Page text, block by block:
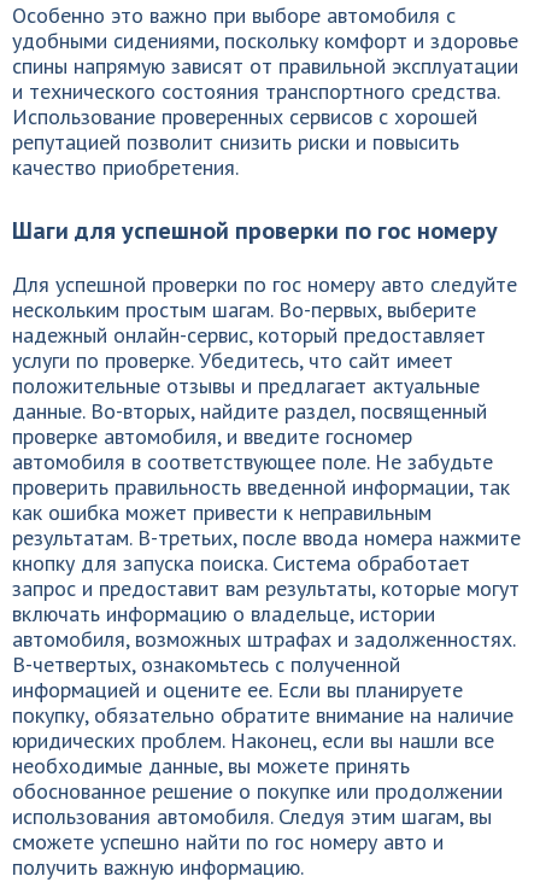
Особенно это важно при выборе автомобиля с
удобными сидениями, поскольку комфорт и здоровье
спины напрямую зависят от правильной эксплуатации
и технического состояния транспортного средства.
Использование проверенных сервисов с хорошей
репутацией позволит снизить риски и повысить
качество приобретения.
Шаги для успешной проверки по гос номеру
Для успешной проверки по гос номеру авто следуйте
нескольким простым шагам. Во-первых, выберите
надежный онлайн-сервис, который предоставляет
услуги по проверке. Убедитесь, что сайт имеет
положительные отзывы и предлагает актуальные
данные. Во-вторых, найдите раздел, посвященный
проверке автомобиля, и введите госномер
автомобиля в соответствующее поле. Не забудьте
проверить правильность введенной информации, так
как ошибка может привести к неправильным
результатам. В-третьих, после ввода номера нажмите
кнопку для запуска поиска. Система обработает
запрос и предоставит вам результаты, которые могут
включать информацию о владельце, истории
автомобиля, возможных штрафах и задолженностях.
В-четвертых, ознакомьтесь с полученной
информацией и оцените ее. Если вы планируете
покупку, обязательно обратите внимание на наличие
юридических проблем. Наконец, если вы нашли все
необходимые данные, вы можете принять
обоснованное решение о покупке или продолжении
использования автомобиля. Следуя этим шагам, вы
сможете успешно найти по гос номеру авто и
получить важную информацию.